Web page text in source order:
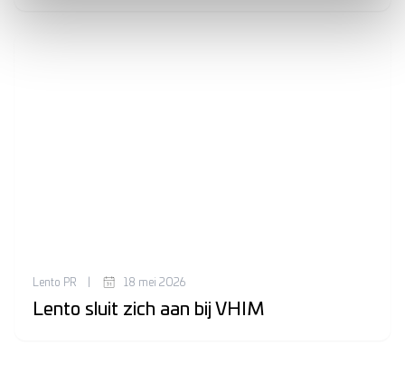
Lento PR 18 mei 2026
Lento sluit zich aan bij VHIM